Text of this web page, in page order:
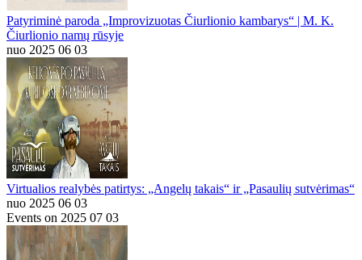
Patyriminė paroda „Improvizuotas Čiurlionio kambarys“ | M. K.
Čiurlionio namų rūsyje
nuo 2025 06 03
Virtualios realybės patirtys: „Angelų takais“ ir „Pasaulių sutvėrimas“
nuo 2025 06 03
Events on 2025 07 03